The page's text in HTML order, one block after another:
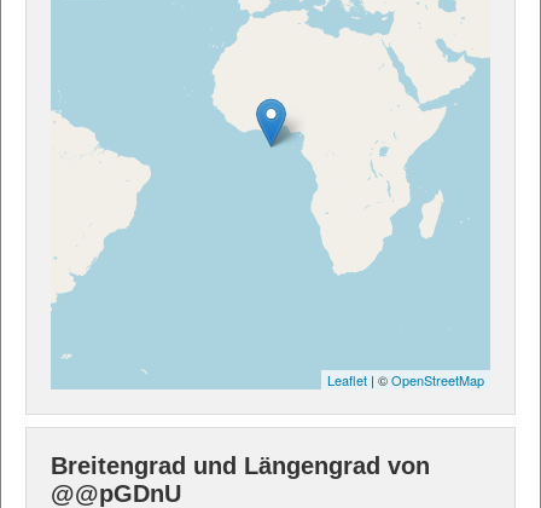
Leaflet | ©OpenStreetMap
Breitengrad und Längengrad von
@@pGDnU